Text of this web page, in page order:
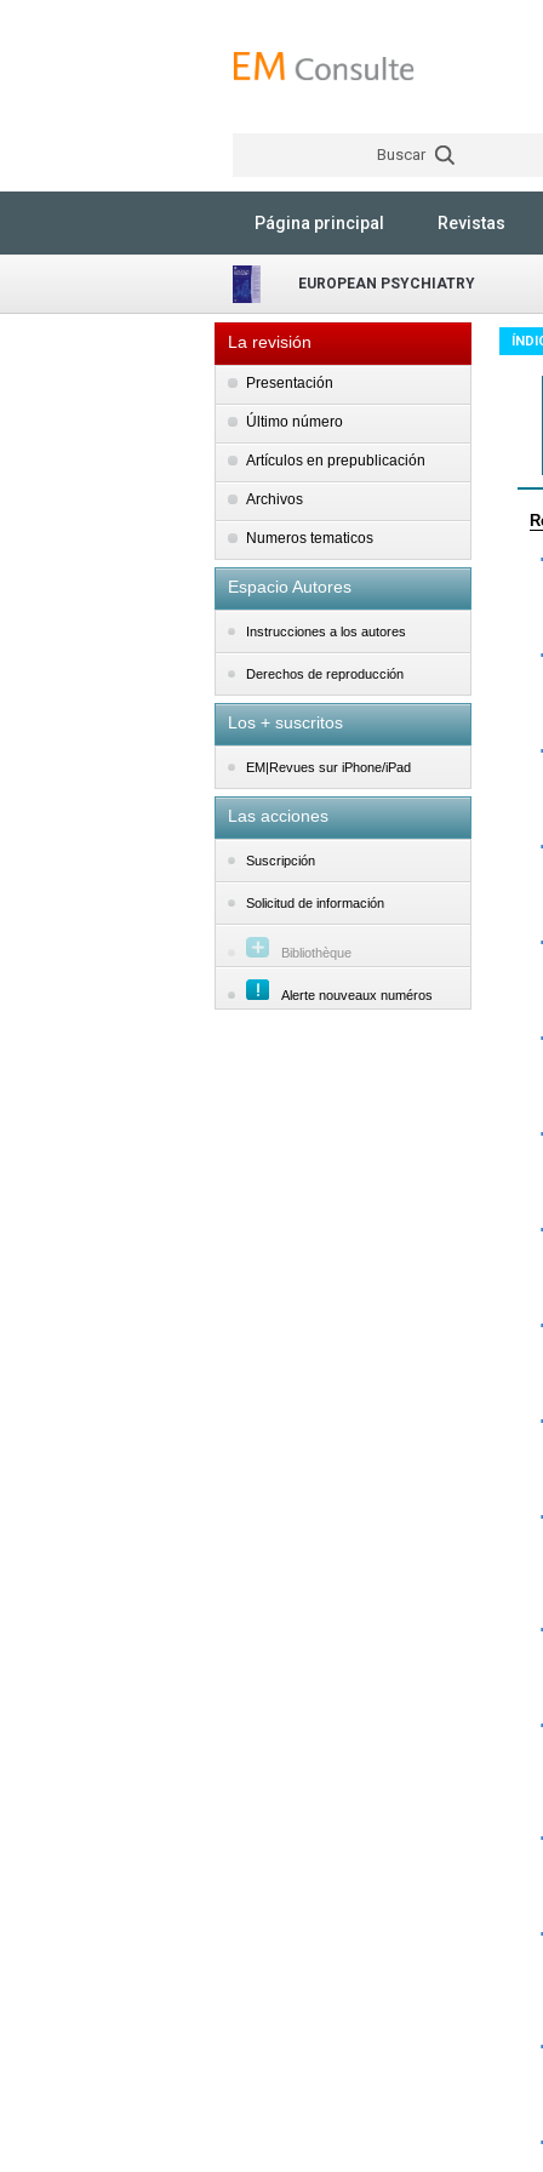
Buscar
Página principal Revistas
EUROPEAN PSYCHIATRY
La revisión
Presentación
Último número
Artículos en prepublicación
Archivos
Numeros tematicos
Espacio Autores
Instrucciones a los autores
Derechos de reproducción
Los + suscritos
EM|Revues sur iPhone/iPad
Las acciones
Suscripción
Solicitud de información
Bibliothèque
Alerte nouveaux numéros